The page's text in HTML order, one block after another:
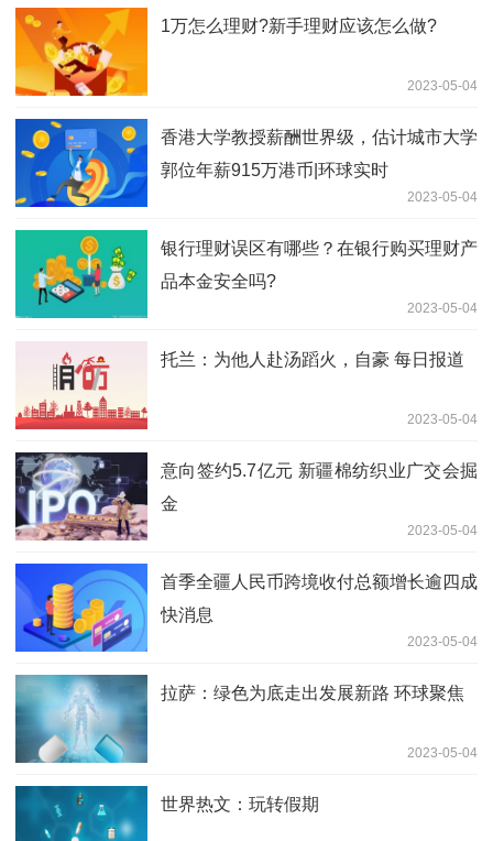
1万怎么理财?新手理财应该怎么做?
2023-05-04
香港大学教授薪酬世界级，估计城市大学
郭位年薪915万港币|环球实时
2023-05-04
银行理财误区有哪些？在银行购买理财产
品本金安全吗?
2023-05-04
托兰：为他人赴汤蹈火，自豪 每日报道
2023-05-04
意向签约5.7亿元 新疆棉纺织业广交会掘
金
2023-05-04
首季全疆人民币跨境收付总额增长逾四成
快消息
2023-05-04
拉萨：绿色为底走出发展新路 环球聚焦
2023-05-04
世界热文：玩转假期